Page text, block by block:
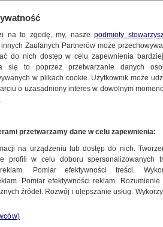
o czym nikt nie myślał,
na to zgodę, my, naszepodmioty
innych Zaufanych Partnerów może
do nich dostęp w celu zapewnienia
się to poprzez przetwarzanie danych
w plikach cookie. Użytkownik może
o uzasadniony interes w dowolnym
przetwarzamy dane w celu zapewnienia:
na urządzeniu lub dostęp do nich.
profili w celu doboru spersonalizowanych
reklam. Pomiar efektywności treści.
Pomiar efektywności reklam.
źródeł. Rozwój i ulepszanie usług.